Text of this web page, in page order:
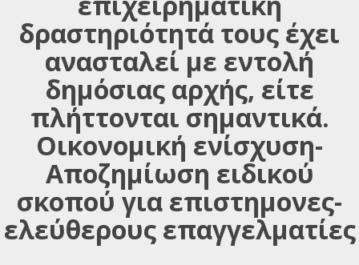
δραστηριότητά τους έχει
ανασταλεί με εντολή
δημόσιας αρχής, είτε
πλήττονται σημαντικά.
Οικονομική ενίσχυση-
Αποζημίωση ειδικού
σκοπού για επιστημονες-
ελεύθερους επαγγελματίες